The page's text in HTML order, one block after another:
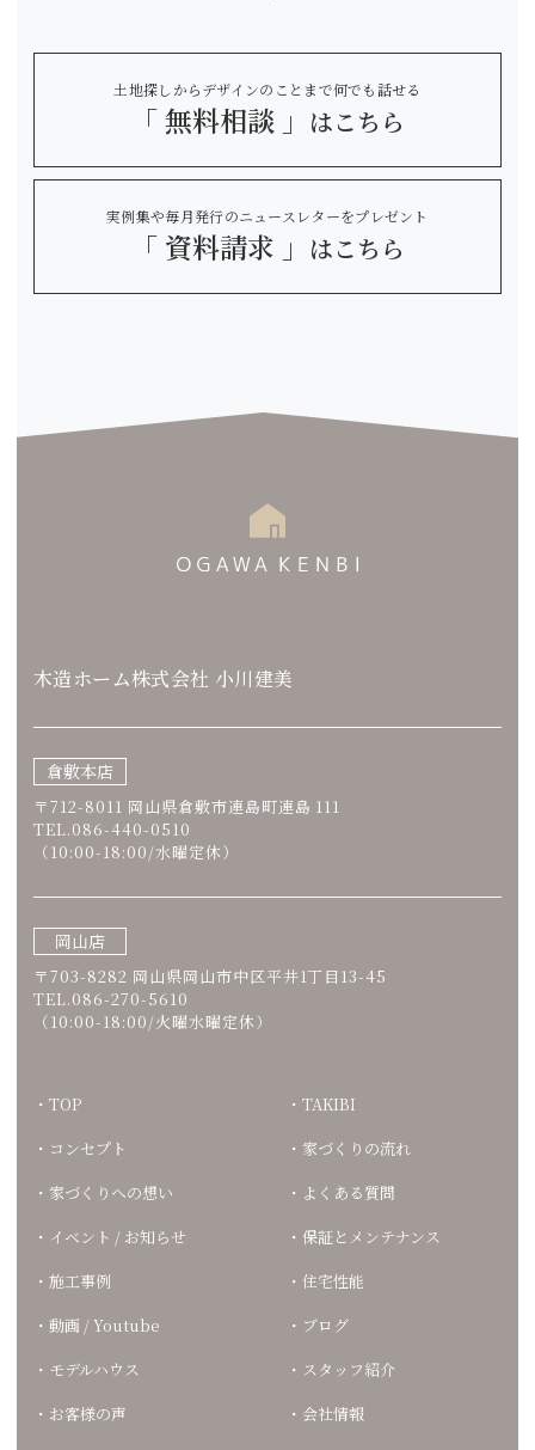
土地探しからデザインのことまで何でも話せる
「 無料相談 」 はこちら
実例集や毎月発行のニュースレターをプレゼント
「 資料請求 」 はこちら
木造ホーム株式会社 小川建美
倉敷本店
〒712-8011 岡山県倉敷市連島町連島 111
TEL.086-440-0510
（10:00-18:00/水曜定休）
岡山店
〒703-8282 岡山県岡山市中区平井1丁目13-45
TEL.086-270-5610
（10:00-18:00/火曜水曜定休）
TOP
コンセプト
家づくりへの想い
イベント / お知らせ
施工事例
動画 / Youtube
モデルハウス
お客様の声
TAKIBI
家づくりの流れ
よくある質問
保証とメンテナンス
住宅性能
ブログ
スタッフ紹介
会社情報